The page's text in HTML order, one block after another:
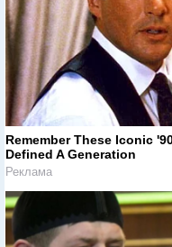
Remember These Iconic
Defined A Generation
Реклама